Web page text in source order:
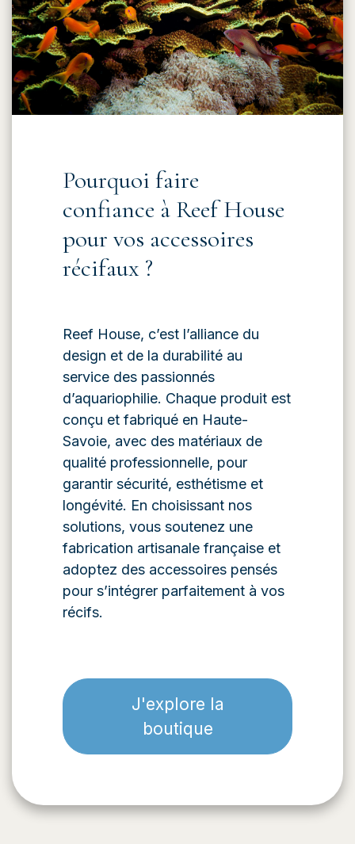
Pourquoi faire
confiance à Reef House
pour vos accessoires
récifaux ?
Reef House, c’est l’alliance du
design et de la durabilité au
service des passionnés
d’aquariophilie. Chaque produit est
conçu et fabriqué en Haute-
Savoie, avec des matériaux de
qualité professionnelle, pour
garantir sécurité, esthétisme et
longévité. En choisissant nos
solutions, vous soutenez une
fabrication artisanale française et
adoptez des accessoires pensés
pour s’intégrer parfaitement à vos
récifs.
J'explore la
boutique